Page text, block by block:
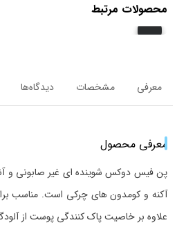
محصولات مرتبط
معرفی مشخصات دیدگاه‌ها
معرفی محصول
پن فیس دوکس شوینده ای غیر صابونی و
آکنه و کومدون های چرکی است. مناسب
علاوه بر خاصیت پاک کنندگی پوست از